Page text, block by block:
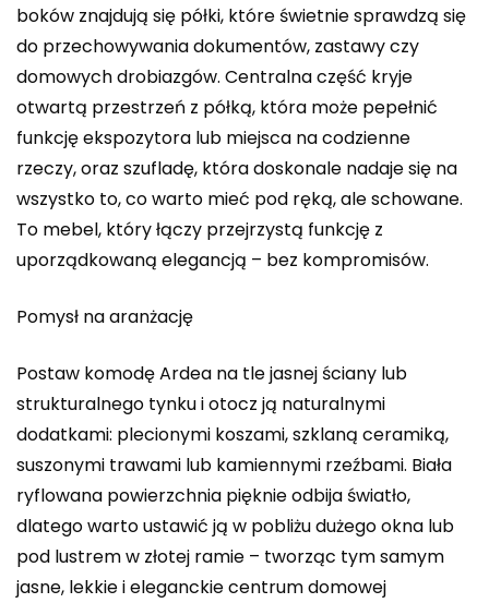
boków znajdują się półki, które świetnie sprawdzą się
do przechowywania dokumentów, zastawy czy
domowych drobiazgów. Centralna część kryje
otwartą przestrzeń z półką, która może pepełnić
funkcję ekspozytora lub miejsca na codzienne
rzeczy, oraz szufladę, która doskonale nadaje się na
wszystko to, co warto mieć pod ręką, ale schowane.
To mebel, który łączy przejrzystą funkcję z
uporządkowaną elegancją – bez kompromisów.
Pomysł na aranżację
Postaw komodę Ardea na tle jasnej ściany lub
strukturalnego tynku i otocz ją naturalnymi
dodatkami: plecionymi koszami, szklaną ceramiką,
suszonymi trawami lub kamiennymi rzeźbami. Biała
ryflowana powierzchnia pięknie odbija światło,
dlatego warto ustawić ją w pobliżu dużego okna lub
pod lustrem w złotej ramie – tworząc tym samym
jasne, lekkie i eleganckie centrum domowej